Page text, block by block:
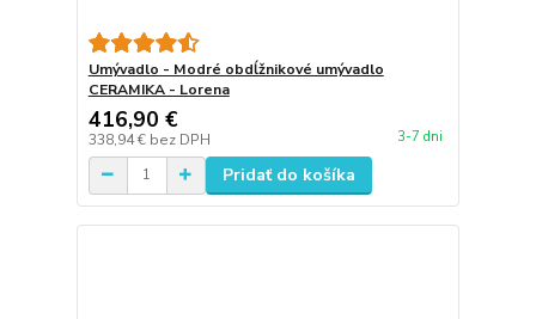
Umývadlo - Modré obdĺžnikové umývadlo
CERAMIKA - Lorena
416,90 €
338,94 € bez DPH 3-7 dni
Pridať do košíka